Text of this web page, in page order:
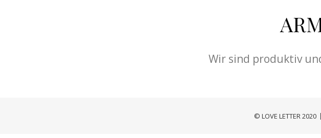
Wir sind produktiv
© LOVE LETTER 2020